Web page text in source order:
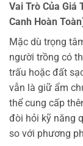
Vai Trò Của Giá
Canh Hoàn
Mặc dù trọng
người trồng có
trấu hoặc đất
vẫn là giữ ẩm
thể cung cấp
đòi hỏi kỹ năng
so với phương